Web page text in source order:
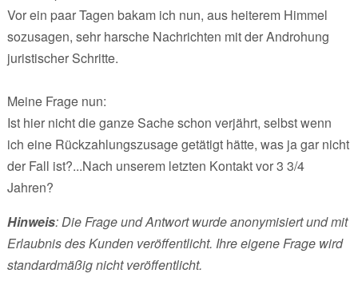
Vor ein paar Tagen bakam ich nun, aus heiterem Himmel
sozusagen, sehr harsche Nachrichten mit der Androhung
juristischer Schritte.
Meine Frage nun:
Ist hier nicht die ganze Sache schon verjährt, selbst wenn
ich eine Rückzahlungszusage getätigt hätte, was ja gar nicht
der Fall ist?...Nach unserem letzten Kontakt vor 3 3/4
Jahren?
Hinweis: Die Frage und Antwort wurde anonymisiert und mit
Erlaubnis des Kunden veröffentlicht. Ihre eigene Frage wird
standardmäßig nicht veröffentlicht.